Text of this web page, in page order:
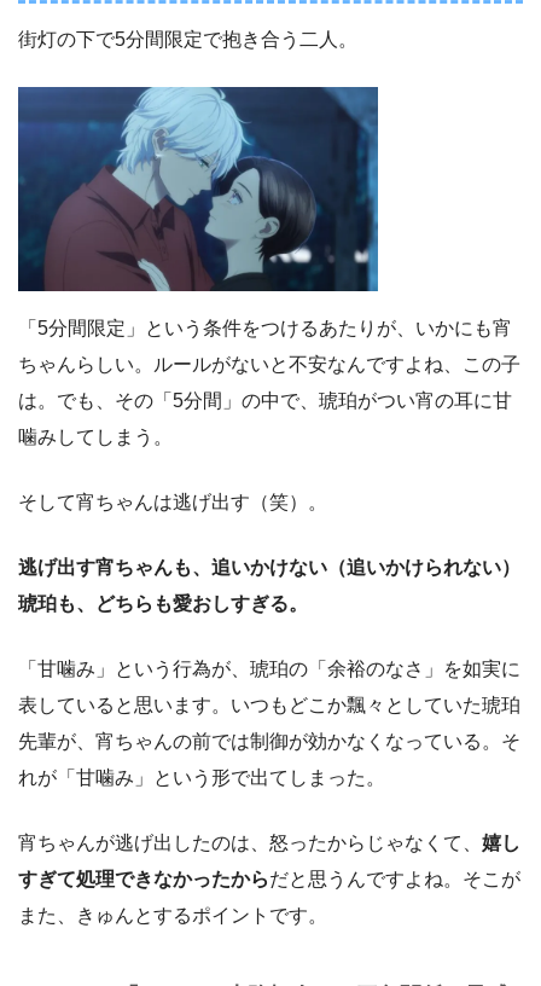
街灯の下で5分間限定で抱き合う二人。
「5分間限定」という条件をつけるあたりが、いかにも宵
ちゃんらしい。ルールがないと不安なんですよね、この子
は。でも、その「5分間」の中で、琥珀がつい宵の耳に甘
噛みしてしまう。
そして宵ちゃんは逃げ出す（笑）。
逃げ出す宵ちゃんも、追いかけない（追いかけられない）
琥珀も、どちらも愛おしすぎる。
「甘噛み」という行為が、琥珀の「余裕のなさ」を如実に
表していると思います。いつもどこか飄々としていた琥珀
先輩が、宵ちゃんの前では制御が効かなくなっている。そ
れが「甘噛み」という形で出てしまった。
宵ちゃんが逃げ出したのは、怒ったからじゃなくて、 嬉し
すぎて処理できなかったからだと思うんですよね。そこが
また、きゅんとするポイントです。